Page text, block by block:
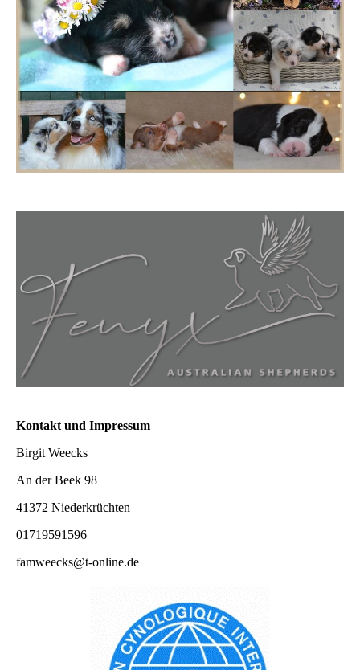
Kontakt und Impressum
Birgit Weecks
An der Beek 98
41372 Niederkrüchten
01719591596
famweecks@t-online.de